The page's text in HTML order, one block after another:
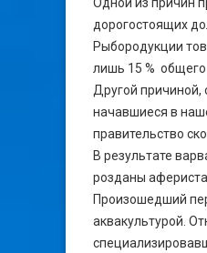
дорогостоящих
Рыбородукции
лишь 15 %
Другой причиной,
начавшиеся в
правительство
В результате
розданы
Произошедший
аквакультурой.